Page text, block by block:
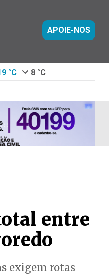
APOIE-NOS
°C 8 °C
entre
exigem rotas